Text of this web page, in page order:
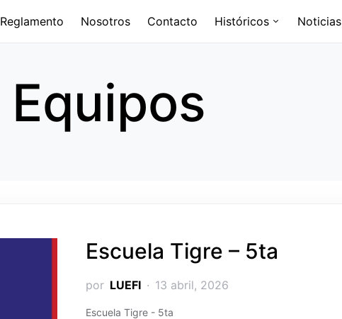
Reglamento Nosotros Contacto Históricos Noticias
Equipos
Escuela Tigre – 5ta
por LUEFI 13 abril, 2026
Escuela Tigre - 5ta